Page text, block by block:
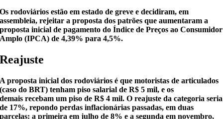
Os rodoviários estão em estado de greve e decidiram, em
assembleia, rejeitar a proposta dos patrões que aumentaram a
proposta inicial de pagamento do Índice de Preços ao Consumidor
Amplo (IPCA) de 4,39% para 4,5%.
Reajuste
A proposta inicial dos rodoviários é que motoristas de articulados
(caso do BRT) tenham piso salarial de R$ 5 mil, e os
demais recebam um piso de R$ 4 mil. O reajuste da categoria seria
de 17%, repondo perdas inflacionárias passadas, em duas
parcelas: a primeira em julho de 8% e a segunda em novembro,